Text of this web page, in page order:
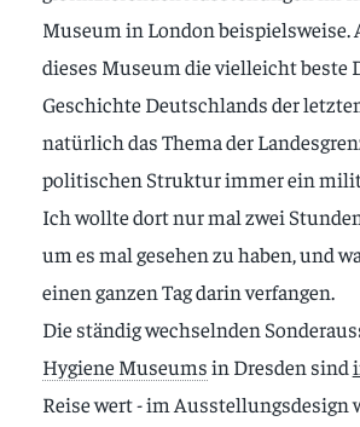
Museum in London beispielsweise.
dieses Museum die vielleicht beste
Geschichte Deutschlands der
natürlich das Thema der
politischen Struktur immer ein
Ich wollte dort nur mal zwei
um es mal gesehen zu haben, und
einen ganzen Tag darin verfangen.
Die ständig wechselnden
Hygiene Museumsin Dresden sind
Reise wert - im Ausstellungsdesign